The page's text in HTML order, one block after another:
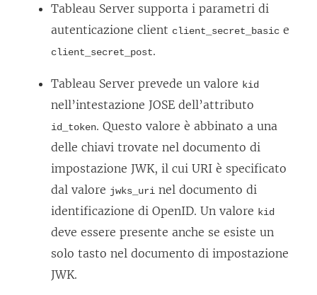
n
e
e
p
e
r
Tableau Server supporta i parametri di
autenticazione client client_secret_basic e
client_secret_post.
Tableau Server prevede un valore kid
nell’intestazione JOSE dell’attributo
id_token. Questo valore è abbinato a una
delle chiavi trovate nel documento di
impostazione JWK, il cui URI è specificato
dal valore jwks_uri nel documento di
identificazione di OpenID. Un valore kid
deve essere presente anche se esiste un
solo tasto nel documento di impostazione
JWK.